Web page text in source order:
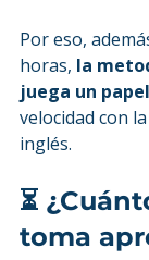
Por eso,
horas, la
juega un
velocidad con
inglés.
⏳
toma